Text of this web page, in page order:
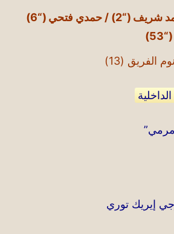
محمد شريف (“2) / حمدي فتحي (“6)
الفريق (13)
إيريك توري